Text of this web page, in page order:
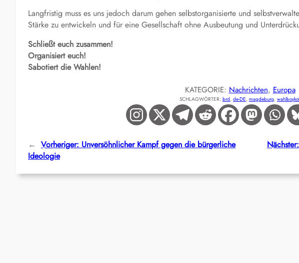
Langfristig muss es uns jedoch darum gehen selbstorganisierte und
Stärke zu entwickeln und für eine Gesellschaft ohne Ausbeutung und
Schließt euch zusammen!
Organisiert euch!
Sabotiert die Wahlen!
KATEGORIE: Nachrichten, Europa
SCHLAGWÖRTER: brd, de-DE, magdeburg,
← Vorheriger: Unversöhnlicher Kampf gegen die bürgerliche
Ideologie
Nächster: